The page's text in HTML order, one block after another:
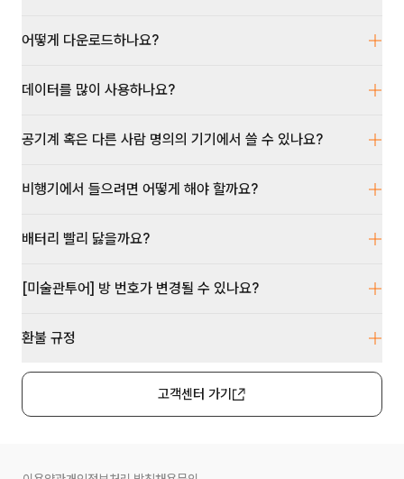
어떻게 다운로드하나요?
데이터를 많이 사용하나요?
공기계 혹은 다른 사람 명의의 기기에서 쓸 수 있나요?
비행기에서 들으려면 어떻게 해야 할까요?
배터리 빨리 닳을까요?
[미술관투어] 방 번호가 변경될 수 있나요?
환불 규정
고객센터 가기